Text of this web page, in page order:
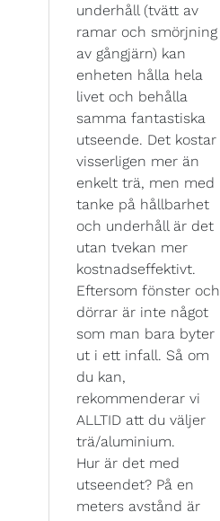
underhåll (tvätt av
ramar och smörjning
av gångjärn) kan
enheten hålla hela
livet och behålla
samma fantastiska
utseende. Det kostar
visserligen mer än
enkelt trä, men med
tanke på hållbarhet
och underhåll är det
utan tvekan mer
kostnadseffektivt.
Eftersom fönster och
dörrar är inte något
som man bara byter
ut i ett infall. Så om
du kan,
rekommenderar vi
ALLTID att du väljer
trä/aluminium.
Hur är det med
utseendet? På en
meters avstånd är